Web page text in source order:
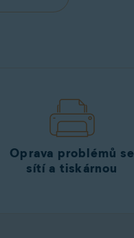
Oprava problémů se
sítí a tiskárnou